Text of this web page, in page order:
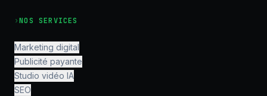
›NOS SERVICES
Marketing digital
Publicité payante
Studio vidéo IA
SEO